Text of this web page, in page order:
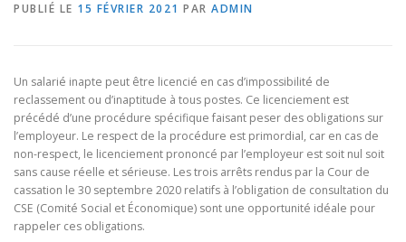
PUBLIÉ LE 15 FÉVRIER 2021 PAR ADMIN
Un salarié inapte peut être licencié en cas d’impossibilité de
reclassement ou d’inaptitude à tous postes. Ce licenciement est
précédé d’une procédure spécifique faisant peser des obligations sur
l’employeur. Le respect de la procédure est primordial, car en cas de
non-respect, le licenciement prononcé par l’employeur est soit nul soit
sans cause réelle et sérieuse. Les trois arrêts rendus par la Cour de
cassation le 30 septembre 2020 relatifs à l’obligation de consultation du
CSE (Comité Social et Économique) sont une opportunité idéale pour
rappeler ces obligations.